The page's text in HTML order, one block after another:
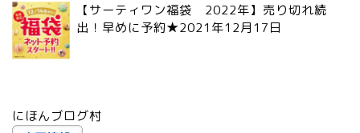
【サーティワン福袋 2022年】売り切れ続
出！早めに予約★2021年12月17日
にほんブログ村